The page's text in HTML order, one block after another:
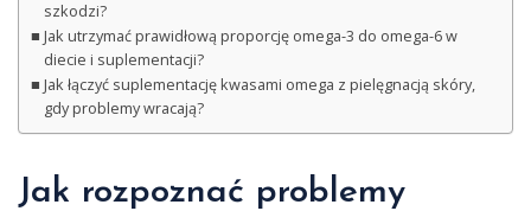
szkodzi?
Jak utrzymać prawidłową proporcję omega-3 do omega-6 w
diecie i suplementacji?
Jak łączyć suplementację kwasami omega z pielęgnacją skóry,
gdy problemy wracają?
Jak rozpoznać problemy